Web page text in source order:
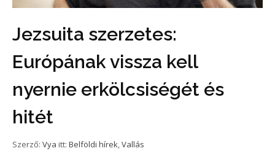
Jezsuita szerzetes:
Európának vissza kell
nyernie erkölcsiségét és
hitét
Szerző: Vya itt: Belföldi hírek,Vallás